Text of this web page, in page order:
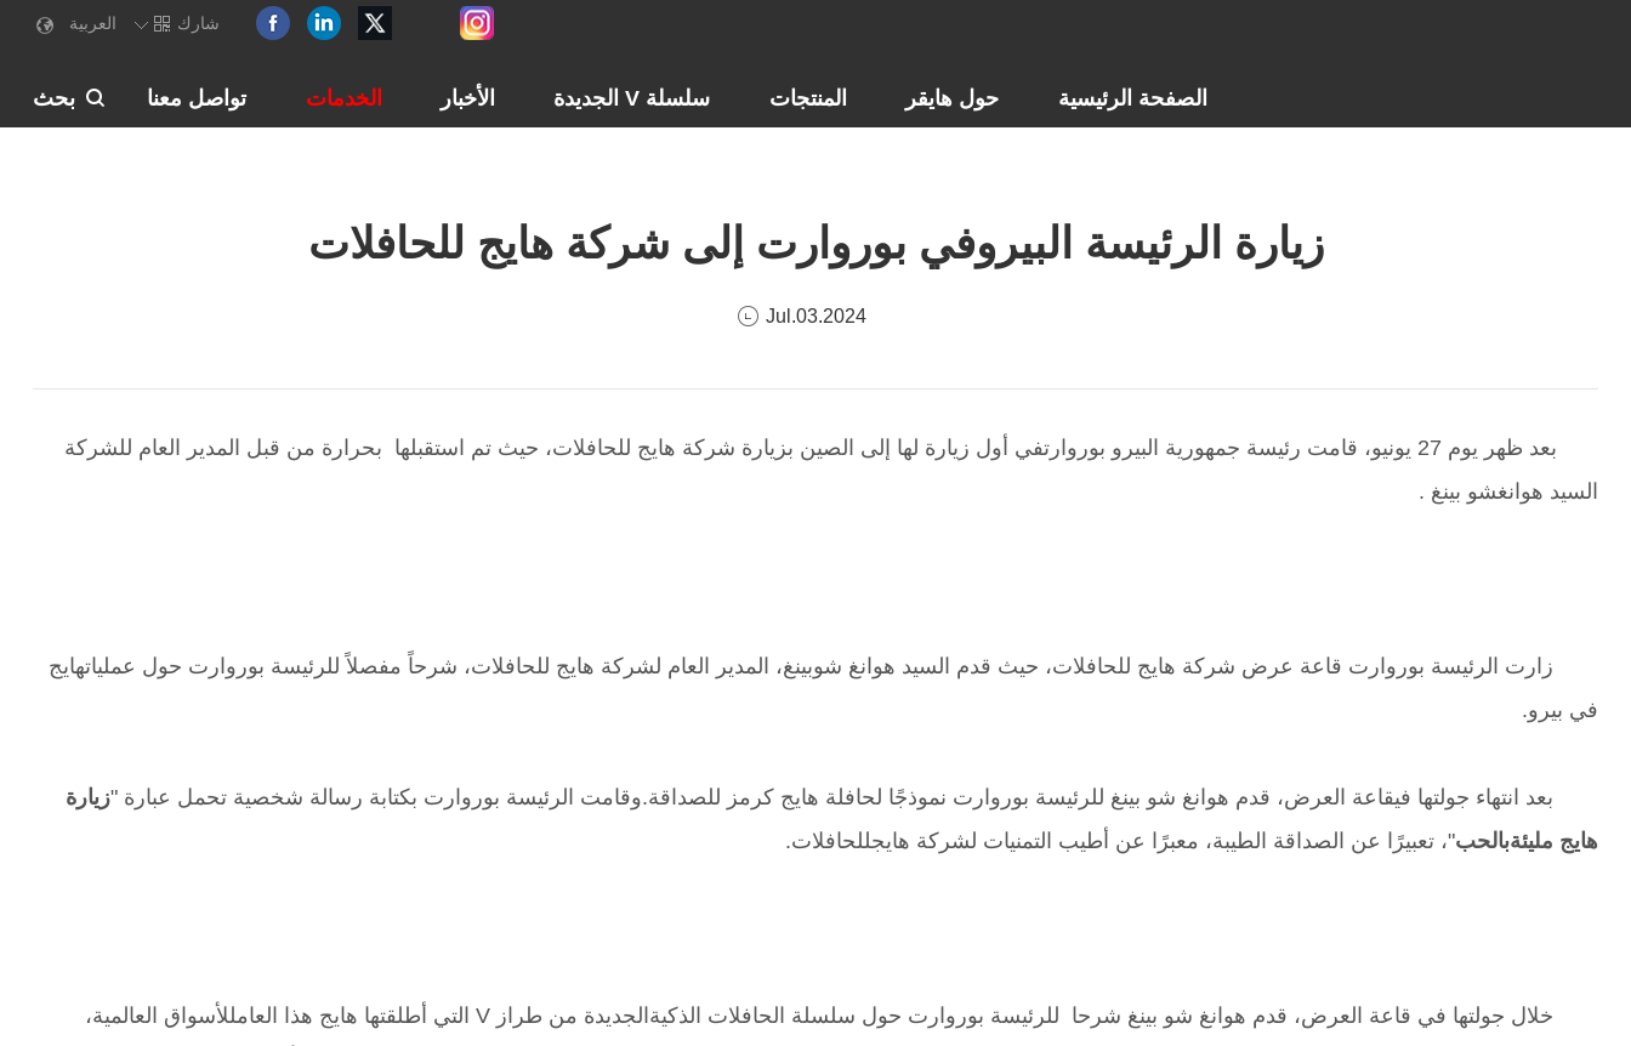
العربية شارك
بحث الصفحة الرئيسية حول هايقر المنتجات سلسلة V الجديدة الأخبار الخدمات تواصل معنا
زيارة الرئيسة البيروفي بوروارت إلى شركة هايج للحافلات
Jul.03.2024
بعد ظهر يوم 27 يونيو، قامت رئيسة جمهورية البيرو بوروارتفي أول زيارة لها إلى الصين بزيارة شركة هايج للحافلات، حيث تم استقبلها بحرارة من قبل المدير العام للشركة
السيد هوانغشو بينغ .
زارت الرئيسة بوروارت قاعة عرض شركة هايج للحافلات، حيث قدم السيد هوانغ شوبينغ، المدير العام لشركة هايج للحافلات، شرحاً مفصلاً للرئيسة بوروارت حول عملياتهايج
في بيرو.
بعد انتهاء جولتها فيقاعة العرض، قدم هوانغ شو بينغ للرئيسة بوروارت نموذجًا لحافلة هايج كرمز للصداقة.وقامت الرئيسة بوروارت بكتابة رسالة شخصية تحمل عبارة "زيارة
هايج مليئةبالحب"، تعبيرًا عن الصداقة الطيبة، معبرًا عن أطيب التمنيات لشركة هايجللحافلات.
خلال جولتها في قاعة العرض، قدم هوانغ شو بينغ شرحا للرئيسة بوروارت حول سلسلة الحافلات الذكيةالجديدة من طراز V
التي أطلقتها هايج هذا العامللأسواق العالمية،